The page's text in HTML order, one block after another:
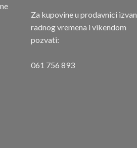
Za kupovine u prodavnici izvan
radnog vremena i vikendom
pozvati:
061 756 893